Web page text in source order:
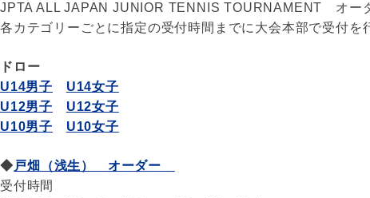
JPTA ALL JAPAN JUNIOR TENNIS TOURNAMENT オー
各カテゴリーごとに指定の受付時間までに大会本部で受付を
ドロー
U14男子
U14女子
U12男子
U12女子
U10男子
U10女子
◆ 戸畑（浅生） オーダー
受付時間